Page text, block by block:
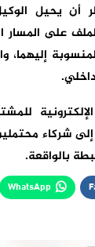
أن يحيل
على المسار
إليهما،
شركاء
بالواقعة.
WhatsApp